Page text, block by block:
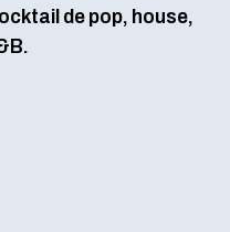
de pop, house,